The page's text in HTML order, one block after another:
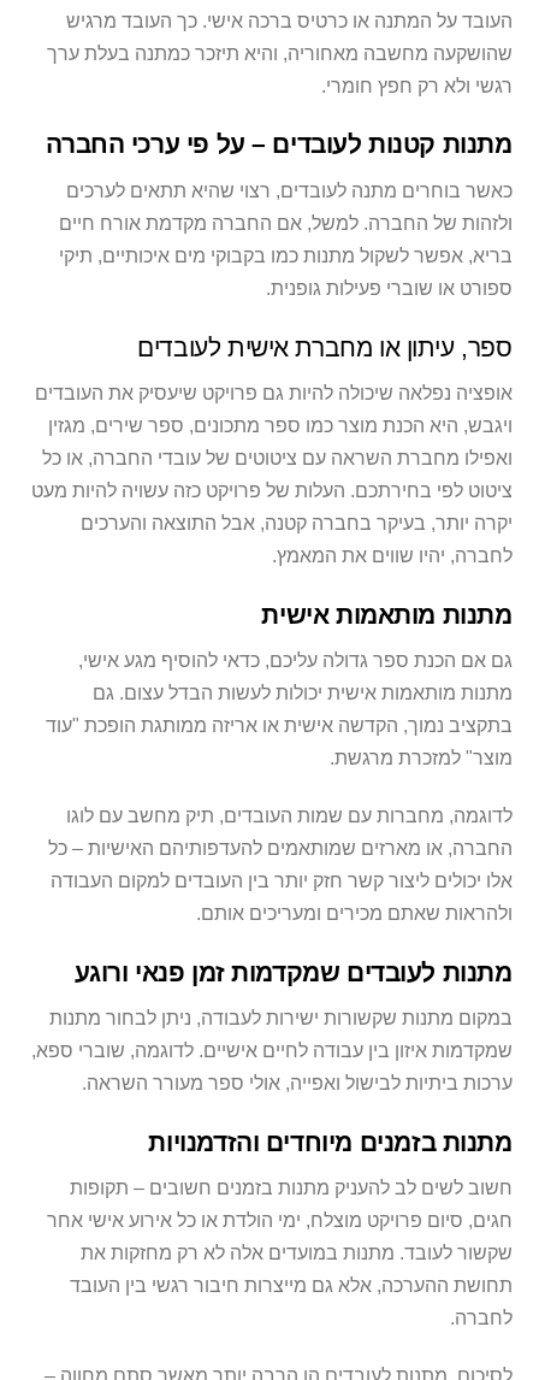
העובד על המתנה או כרטיס ברכה אישי. כך העובד מרגיש
שהושקעה מחשבה מאחוריה, והיא תיזכר כמתנה בעלת ערך
רגשי ולא רק חפץ חומרי.
מתנות קטנות לעובדים – על פי ערכי החברה
כאשר בוחרים מתנה לעובדים, רצוי שהיא תתאים לערכים
ולזהות של החברה. למשל, אם החברה מקדמת אורח חיים
בריא, אפשר לשקול מתנות כמו בקבוקי מים איכותיים, תיקי
ספורט או שוברי פעילות גופנית.
ספר, עיתון או מחברת אישית לעובדים
אופציה נפלאה שיכולה להיות גם פרויקט שיעסיק את העובדים
ויגבש, היא הכנת מוצר כמו ספר מתכונים, ספר שירים, מגזין
ואפילו מחברת השראה עם ציטוטים של עובדי החברה, או כל
ציטוט לפי בחירתכם. העלות של פרויקט כזה עשויה להיות מעט
יקרה יותר, בעיקר בחברה קטנה, אבל התוצאה והערכים
לחברה, יהיו שווים את המאמץ.
מתנות מותאמות אישית
גם אם הכנת ספר גדולה עליכם, כדאי להוסיף מגע אישי,
מתנות מותאמות אישית יכולות לעשות הבדל עצום. גם
בתקציב נמוך, הקדשה אישית או אריזה ממותגת הופכת "עוד
מוצר" למזכרת מרגשת.
לדוגמה, מחברות עם שמות העובדים, תיק מחשב עם לוגו
החברה, או מארזים שמותאמים להעדפותיהם האישיות – כל
אלו יכולים ליצור קשר חזק יותר בין העובדים למקום העבודה
ולהראות שאתם מכירים ומעריכים אותם.
מתנות לעובדים שמקדמות זמן פנאי ורוגע
במקום מתנות שקשורות ישירות לעבודה, ניתן לבחור מתנות
שמקדמות איזון בין עבודה לחיים אישיים. לדוגמה, שוברי ספא,
ערכות ביתיות לבישול ואפייה, אולי ספר מעורר השראה.
מתנות בזמנים מיוחדים והזדמנויות
חשוב לשים לב להעניק מתנות בזמנים חשובים – תקופות
חגים, סיום פרויקט מוצלח, ימי הולדת או כל אירוע אישי אחר
שקשור לעובד. מתנות במועדים אלה לא רק מחזקות את
תחושת ההערכה, אלא גם מייצרות חיבור רגשי בין העובד
לחברה.